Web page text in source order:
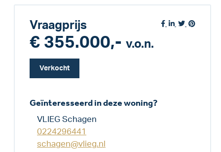
Vraagprijs
€ 355.000,- v.o.n.
Verkocht
Geïnteresseerd in deze woning?
VLIEG Schagen
0224296441
schagen@vlieg.nl